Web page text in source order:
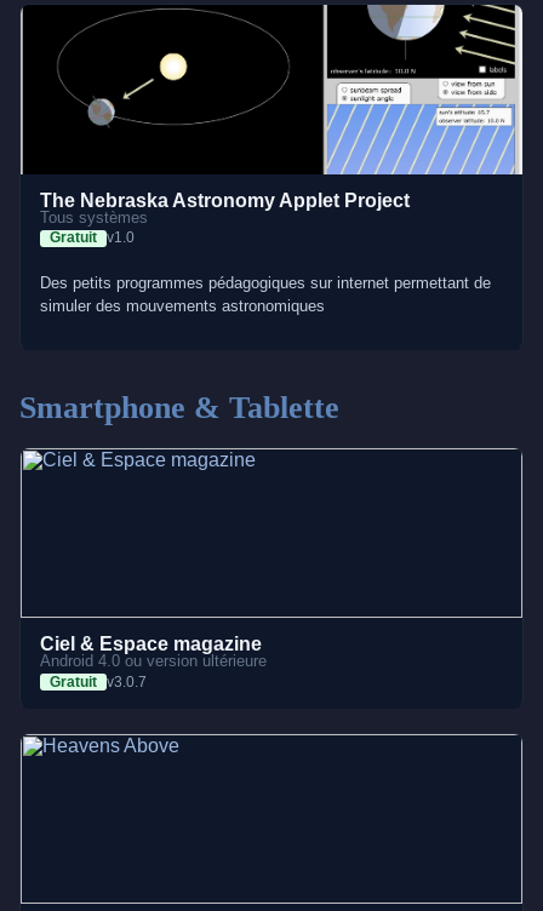
The Nebraska Astronomy Applet Project
Tous systèmes
Gratuit v1.0
Des petits programmes pédagogiques sur internet permettant de
simuler des mouvements astronomiques
Smartphone & Tablette
Ciel & Espace magazine
Android 4.0 ou version ultérieure
Gratuit v3.0.7